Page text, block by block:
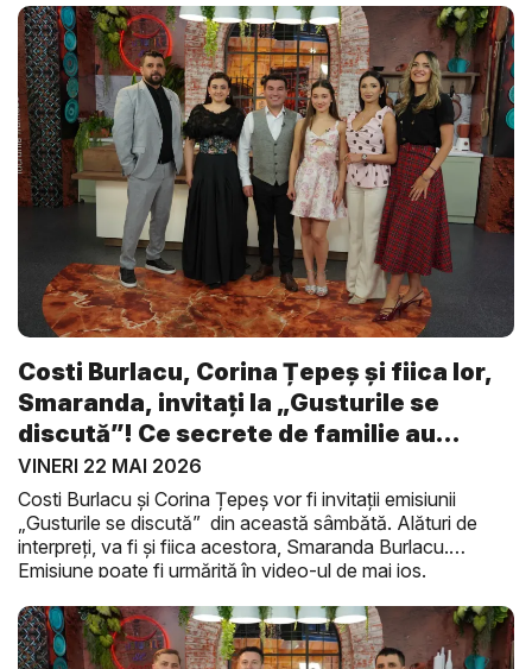
Costi Burlacu, Corina Țepeș și fiica lor,
Smaranda, invitați la „Gusturile se
discută”! Ce secrete de familie au
ieșit...
VINERI 22 MAI 2026
Costi Burlacu și Corina Țepeș vor fi invitații emisiunii
„Gusturile se discută” din această sâmbătă. Alături de
interpreți, va fi și fiica acestora, Smaranda Burlacu.
Emisiune poate fi urmărită în video-ul de mai jos.